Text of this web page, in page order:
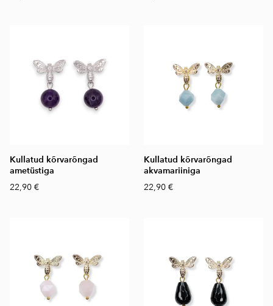
Kullatud kõrvarõngad
ametüstiga
22,90 €
Kullatud kõrvarõngad
akvamariiniga
22,90 €